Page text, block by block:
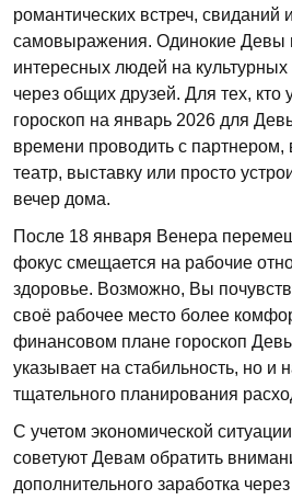
романтических встреч, свиданий
самовыражения. Одинокие Девы
интересных людей на
через общих друзей. Для тех, кто
гороскоп на январь 2026 для
времени проводить с партнером,
театр, выставку или просто
вечер дома.
После 18 января Венера
фокус смещается на рабочие
здоровье. Возможно, Вы
своё рабочее место более
финансовом плане гороскоп
указывает на стабильность, но и
тщательного планирования
С учетом экономической
советуют Девам обратить
дополнительного заработка